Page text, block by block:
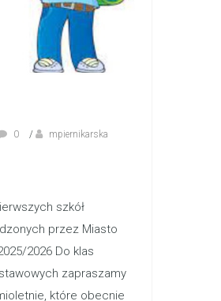
0 / mpiernikarska
szkół
przez Miasto
2026 Do klas
zapraszamy
które obecnie